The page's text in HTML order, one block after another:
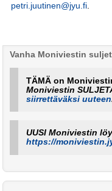
petri.juutinen@jyu.fi.
Vanha Moniviestin
TÄMÄ on
Moniviestin
siirrettäväksi uuteen
UUSI Moniviestin
https://